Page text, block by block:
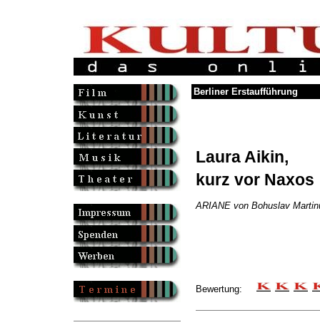
Berliner Erstaufführung
Laura Aikin,
kurz vor Naxos
ARIANE von Bohuslav
Bewertung: